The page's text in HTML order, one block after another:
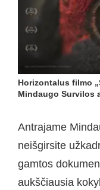
Horizontalus filmo
Mindaugo Survilos
Antrajame
neišgirsite
gamtos
aukščiausia